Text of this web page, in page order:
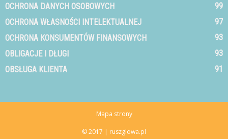
OCHRONA DANYCH OSOBOWYCH
99
OCHRONA WŁASNOŚCI INTELEKTUALNEJ
97
OCHRONA KONSUMENTÓW FINANSOWYCH
93
OBLIGACJE I DŁUGI
93
OBSŁUGA KLIENTA
91
Mapa strony
© 2017 | ruszglowa.pl